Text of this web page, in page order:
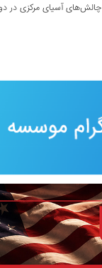
چالش‌های آسیای مرکزی در